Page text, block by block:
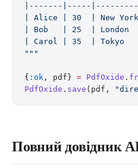
|-------|-----
| Alice | 30  | New
| Bob   | 25  | London
| Carol | 35  | Tokyo
"""
{ :ok , pdf} = PdfOxide .
PdfOxide . save (pdf,
Повний довідник